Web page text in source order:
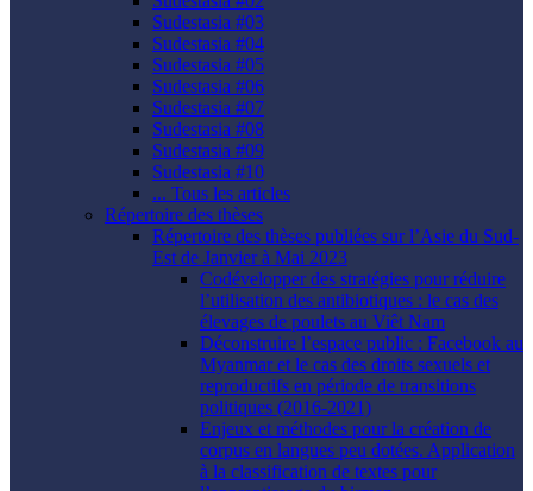
Sudestasia #03
Sudestasia #04
Sudestasia #05
Sudestasia #06
Sudestasia #07
Sudestasia #08
Sudestasia #09
Sudestasia #10
... Tous les articles
Répertoire des thèses
Répertoire des thèses publiées sur l’Asie du Sud-
Est de Janvier à Mai 2023
Codévelopper des stratégies pour réduire
l’utilisation des antibiotiques : le cas des
élevages de poulets au Viêt Nam
Déconstruire l’espace public : Facebook au
Myanmar et le cas des droits sexuels et
reproductifs en période de transitions
politiques (2016-2021)
Enjeux et méthodes pour la création de
corpus en langues peu dotées. Application
à la classification de textes pour